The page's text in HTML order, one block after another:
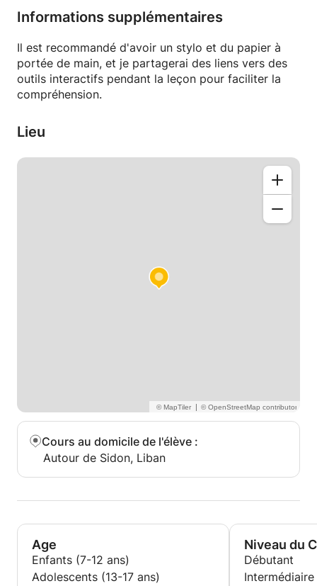
Informations supplémentaires
Il est recommandé d'avoir un stylo et du papier à
portée de main, et je partagerai des liens vers des
outils interactifs pendant la leçon pour faciliter la
compréhension.
Lieu
|
Cours au domicile de l'élève :
Autour de Sidon, Liban
Age
Enfants (7-12 ans)
Adolescents (13-17 ans)
Niveau du
Débutant
Intermédiaire